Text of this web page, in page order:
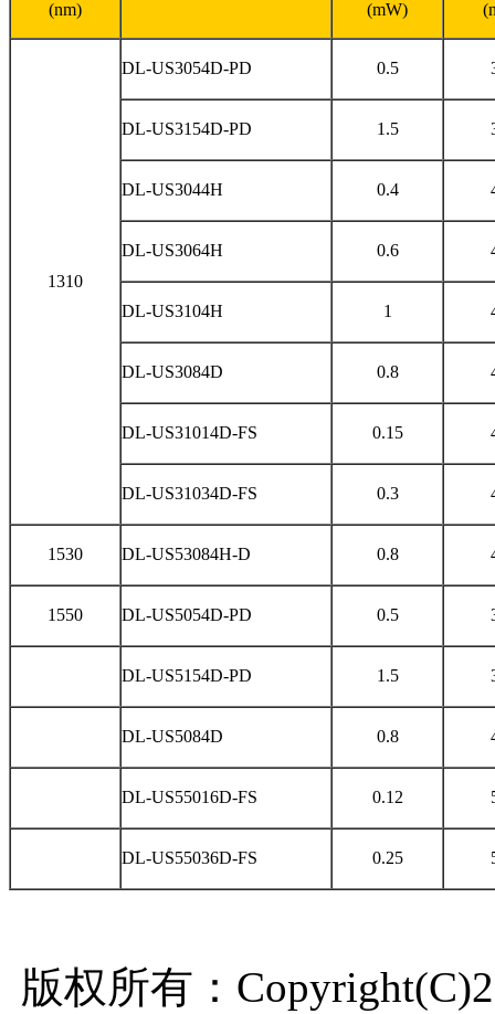
(nm) (mW)
1310
DL-US3054D-PD 0.5
DL-US3154D-PD 1.5
DL-US3044H 0.4
DL-US3064H 0.6
DL-US3104H 1
DL-US3084D 0.8
DL-US31014D-FS 0.15
DL-US31034D-FS 0.3
1530 DL-US53084H-D 0.8
1550 DL-US5054D-PD 0.5
DL-US5154D-PD 1.5
DL-US5084D 0.8
DL-US55016D-FS 0.12
DL-US55036D-FS 0.25
版权所有：